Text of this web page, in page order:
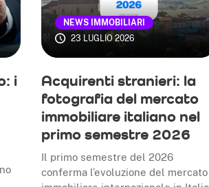
i
NEWS IMMOBILIARI
23 LUGLIO 2026
Acquirenti stranieri: la
fotografia del mercato
immobiliare italiano nel
primo semestre 2026
Il primo semestre del 2026
conferma l’evoluzione del mercato